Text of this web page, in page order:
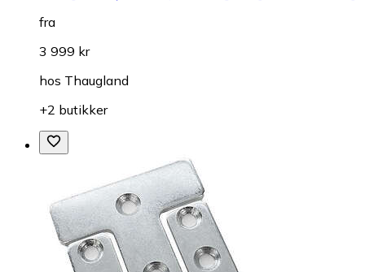
fra
3 999 kr
hos Thaugland
+2 butikker